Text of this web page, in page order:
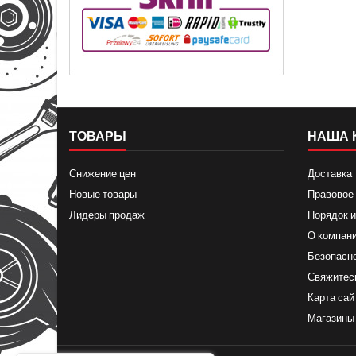
ТОВАРЫ
Снижение цен
Новые товары
Лидеры продаж
НАША
Доставка
Порядок
О
Карта
Магазины